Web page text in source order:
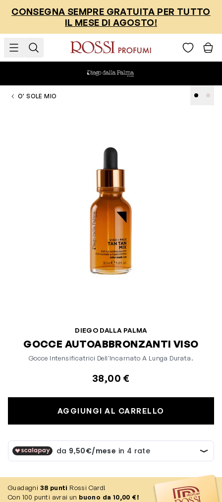
CONSEGNA SEMPRE GRATUITA PER TUTTO
IL MESE DI AGOSTO!
O' SOLE MIO
DIEGO DALLA PALMA
GOCCE AUTOABBRONZANTI VISO
Gocce Intensificatrici Dell'Incarnato A Lunga Durata.
38,00 €
AGGIUNGI AL CARRELLO
Guadagni 38 punti Rossi Card!
Con 100 punti avrai un buono da 10,00 €!